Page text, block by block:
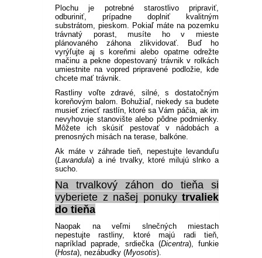
OSTEOSPERMUM
ISOTOMA
SANVITÁLIA
MLIEČNIK
MARGARÉTA - EURYOPS
Plochu je potrebné starostlivo pripraviť,
odburiniť, prípadne doplniť kvalitným
substrátom, pieskom. Pokiaľ máte na pozemku
trávnatý porast, musíte ho v mieste
plánovaného záhona zlikvidovať. Buď ho
vyrýľujte aj s koreňmi alebo opatrne odrežte
mačinu a pekne dopestovaný trávnik v rolkách
umiestnite na vopred pripravené podložie, kde
chcete mať trávnik.
Rastliny voľte zdravé, silné, s dostatočným
koreňovým balom. Bohužiaľ, niekedy sa budete
musieť zriecť rastlín, ktoré sa Vám páčia, ak im
nevyhovuje stanovište alebo pôdne podmienky.
Môžete ich skúsiť pestovať v nádobách a
prenosných misách na terase, balkóne.
Ak máte v záhrade tieň, nepestujte levanduľu
(Lavandula) a iné trvalky, ktoré milujú slnko a
sucho.
Na trvalkový záhon do tieňa si
vyberiete z našej ponuky trvaliek
do tieňa
Naopak na veľmi slnečných miestach
nepestujte rastliny, ktoré majú radi tieň,
napríklad paprade, srdiečka (Dicentra), funkie
(Hosta), nezábudky (Myosotis).